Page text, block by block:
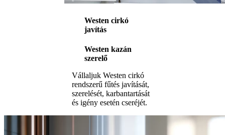
Westen cirkó
javítás
Westen kazán
szerelő
Vállaljuk Westen cirkó
rendszerű fűtés javítását,
szerelését, karbantartását
és igény esetén cseréjét.